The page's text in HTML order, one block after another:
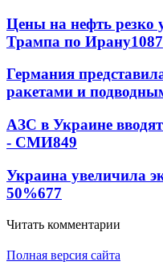
Цены на нефть резко
Трампа по Ирану1087
Германия
ракетами и
АЗС в Украине
- СМИ849
Украина увеличила
50%677
Читать комментарии
Полная версия сайта